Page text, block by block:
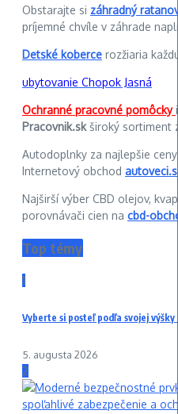
Obstarajte si záhradný
príjemné chvíle v záhrade
Detské koberce rozžiaria
ubytovanie Chopok Jasná
Ochranné pracovné pomôcky
Pracovnik.skširoký sortiment
Autodoplnky za najlepšie
Internetový obchod
Najširší výber CBD olejov,
porovnávači cien na cbd-
Top témy
1
Vyberte si posteľ podľa svojej výšky
5. augusta 2026
2